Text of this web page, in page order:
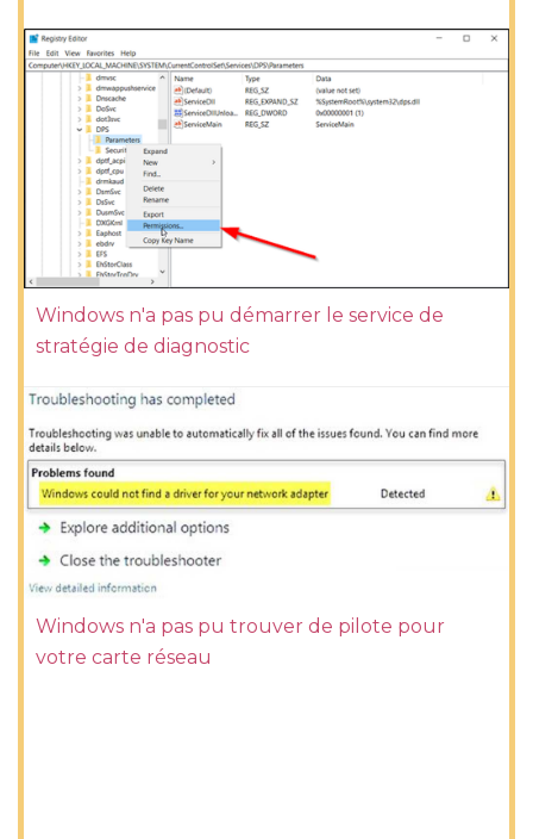
Windows n'a pas pu démarrer le service de
stratégie de diagnostic
Windows n'a pas pu trouver de pilote pour
votre carte réseau